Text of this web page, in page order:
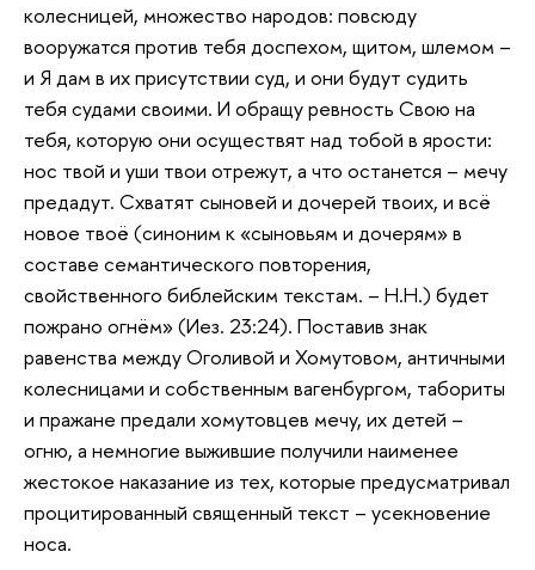
колесницей, множество народов: повсюду
вооружатся против тебя доспехом, щитом, шлемом –
и Я дам в их присутствии суд, и они будут судить
тебя судами своими. И обращу ревность Свою на
тебя, которую они осуществят над тобой в ярости:
нос твой и уши твои отрежут, а что останется – мечу
предадут. Схватят сыновей и дочерей твоих, и всё
новое твоё (синоним к «сыновьям и дочерям» в
составе семантического повторения,
свойственного библейским текстам. – Н.Н.) будет
пожрано огнём» (Иез. 23:24). Поставив знак
равенства между Оголивой и Хомутовом, античными
колесницами и собственным вагенбургом, табориты
и пражане предали хомутовцев мечу, их детей –
огню, а немногие выжившие получили наименее
жестокое наказание из тех, которые предусматривал
процитированный священный текст – усекновение
носа.